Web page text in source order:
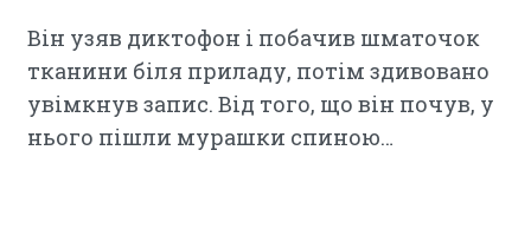
Він узяв диктофон і побачив шматочок
тканини біля приладу, потім здивовано
увімкнув запис. Від того, що він почув, у
нього пішли мурашки спиною…